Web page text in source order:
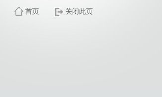
首页 关闭此页